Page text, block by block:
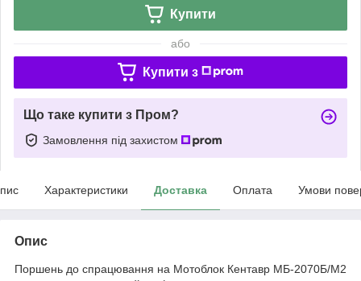
Купити
або
Купити з
Що таке купити з Пром?
Замовлення під захистом
Характеристики Доставка Оплата Умови
Опис
Поршень до спрацювання на Мотоблок Кентавр МБ-2070Б/М2